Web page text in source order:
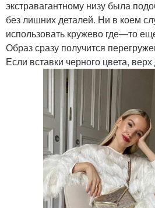
экстравагантному низу была
без лишних деталей. Ни в коем
использовать кружево где—то
Образ сразу получится
Если вставки черного цвета,